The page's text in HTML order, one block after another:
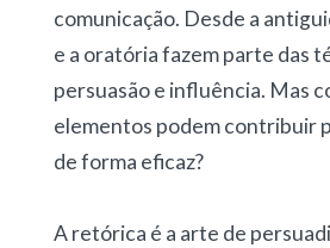
comunicação. Desde a
e a oratória fazem parte das
persuasão e influência. Mas
elementos podem contribuir
de forma eficaz?
A retórica é a arte de